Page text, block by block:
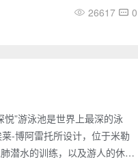
史诗。一、自然的伟力：地球
26617 0
”游泳池是世界上最深的泳
-博阿雷托所设计，位于米勒
潜水的训练，以及游人的休闲